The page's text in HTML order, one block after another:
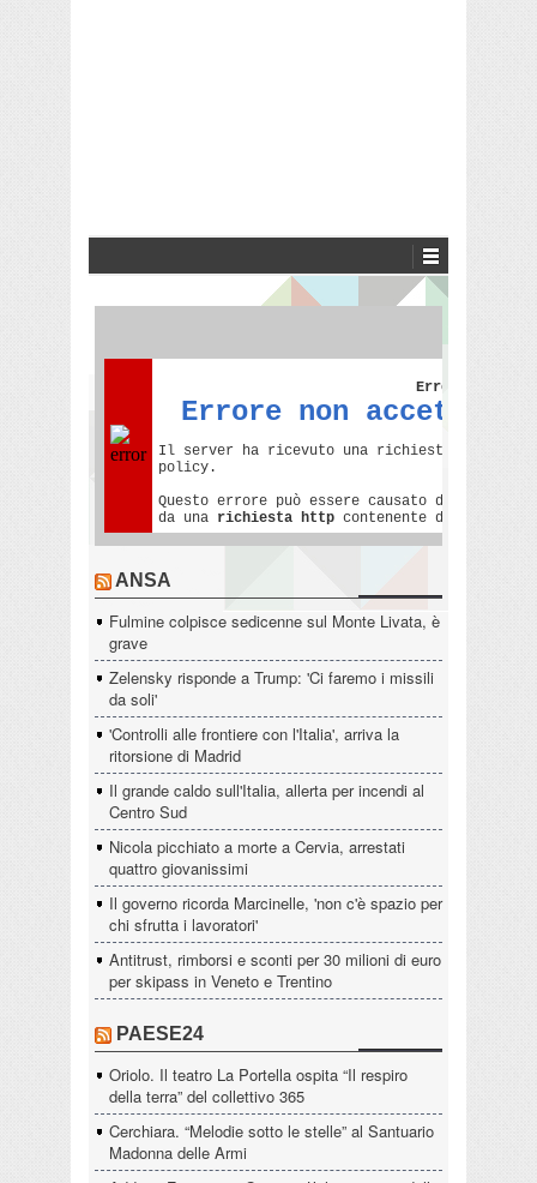
ANSA
Fulmine colpisce sedicenne sul Monte Livata, è
grave
Zelensky risponde a Trump: 'Ci faremo i missili
da soli'
'Controlli alle frontiere con l'Italia', arriva la
ritorsione di Madrid
Il grande caldo sull'Italia, allerta per incendi al
Centro Sud
Nicola picchiato a morte a Cervia, arrestati
quattro giovanissimi
Il governo ricorda Marcinelle, 'non c'è spazio per
chi sfrutta i lavoratori'
Antitrust, rimborsi e sconti per 30 milioni di euro
per skipass in Veneto e Trentino
PAESE24
Oriolo. Il teatro La Portella ospita “Il respiro
della terra” del collettivo 365
Cerchiara. “Melodie sotto le stelle” al Santuario
Madonna delle Armi